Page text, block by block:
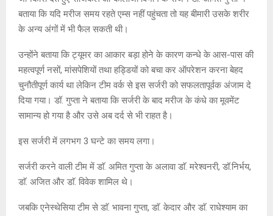
बताया कि यदि मरीज समय रहते एम्स नहीं पहुंचता तो यह बीमारी उसके शरीर
के अन्य अंगों में भी फैल सकती थी।
उन्होंने बताया कि ट्यूमर का आकार बड़ा होने के कारण कन्धे के आस-पास की
महत्वपूर्ण नसों, मांसपेशियों तथा हड्डियों को बचा कर ऑपरेशन करना बेहद
चुनौतीपूर्ण कार्य था लेकिन टीम वर्क से इस सर्जरी को सफलतापूर्वक अंजाम दे
दिया गया। डॉ. गुप्ता ने बताया कि सर्जरी के बाद मरीज के कंधे का मूवमेंट
सामान्य हो गया है और उसे अब दर्द से भी राहत है।
इस सर्जरी में लगभग 3 घन्टे का समय लगा।
सर्जरी करने वाली टीम में डाॅ. अमित गुप्ता के अलावा डाॅ. मरेश्वनरी, डॉ.निर्भय,
डाॅ. अजित और डाॅ. विवेक शामिल थे।
जबकि एनेस्थेसिया टीम से डाॅ. भावना गुप्ता, डाॅ. केदार और डाॅ. राधेश्याम का